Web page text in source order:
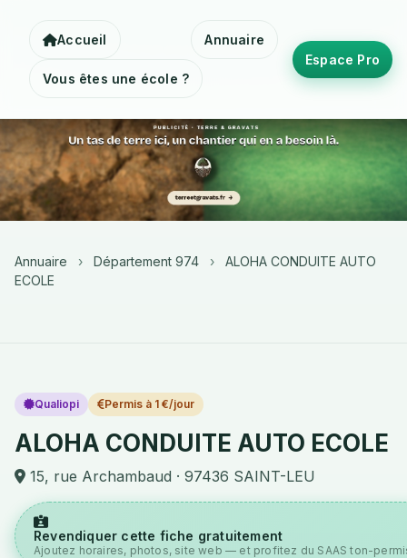
Accueil Annuaire
Vous êtes une école ?
Espace Pro
Annuaire › Département 974 ›
ALOHA CONDUITE AUTO
ECOLE
Qualiopi Permis à 1 €/jour
ALOHA CONDUITE AUTO ECOLE
15, rue Archambaud · 97436 SAINT-LEU
Revendiquer cette fiche gratuitement
Ajoutez horaires, photos, site web — et profitez du SAAS ton-